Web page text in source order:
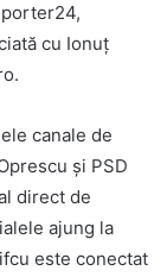
cu Ionuț
canale de
și PSD
direct de
ajung la
este conectat